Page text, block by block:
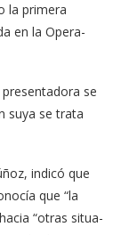
la primera
en la Opera­
se
suya se trata
indicó que
que “la
“otras situa­